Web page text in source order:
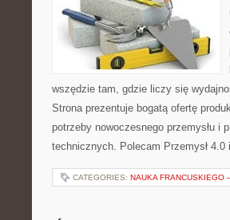
wszędzie tam, gdzie liczy się
Strona prezentuje bogatą ofertę
potrzeby nowoczesnego przemysłu i
technicznych. Polecam Przemysł
CATEGORIES: NAUKA FRANCUSKIEGO